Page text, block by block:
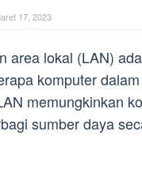
17, 2023
area lokal (LAN)
komputer
memungkinkan
sumber daya